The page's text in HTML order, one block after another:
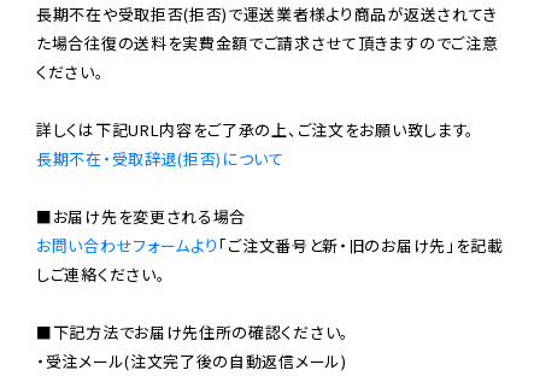
長期不在や受取拒否(拒否)で運送業者様より商品が返送されてき
た場合往復の送料を実費金額でご請求させて頂きますのでご注意
ください。
長期不在・受取辞退(拒否)について
お問い合わせフォームより 「ご注文番号と新・旧のお届け先」を記載
しご連絡ください。
■下記方法でお届け先住所の確認ください。
・受注メール(注文完了後の自動返信メール)